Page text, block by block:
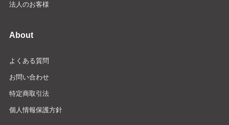
法人のお客様
About
よくある質問
お問い合わせ
特定商取引法
個人情報保護方針